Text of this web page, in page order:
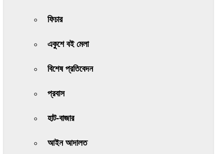
ফিচার
একুশে বই মেলা
বিশেষ প্রতিবেদন
প্রবাস
হাট-বাজার
আইন আদালত